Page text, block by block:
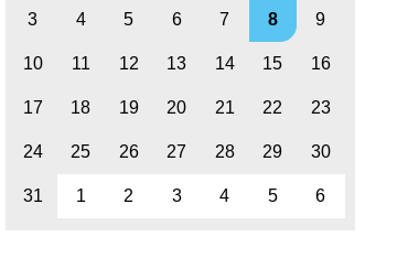
3 4 5 6 7 8 9
10 11 12 13 14 15 16
17 18 19 20 21 22 23
24 25 26 27 28 29 30
31 1 2 3 4 5 6